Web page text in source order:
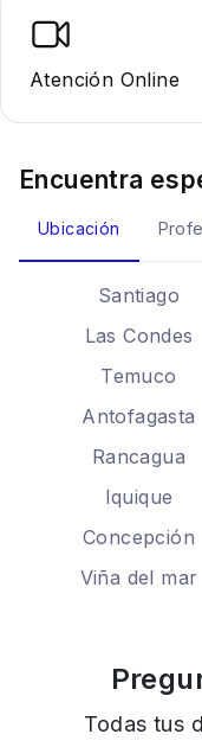
Atención Online
Encuentra
Ubicación
Santiago
Las Condes
Temuco
Antofagasta
Rancagua
Iquique
Concepción
Viña del mar
Todas tus